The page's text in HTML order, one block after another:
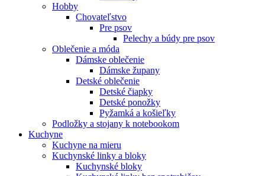
Hobby
Chovateľstvo
Pre psov
Pelechy a búdy pre psov
Oblečenie a móda
Dámske oblečenie
Dámske župany
Detské oblečenie
Detské čiapky
Detské ponožky
Pyžamká a košieľky
Podložky a stojany k notebookom
Kuchyne
Kuchyne na mieru
Kuchynské linky a bloky
Kuchynské bloky